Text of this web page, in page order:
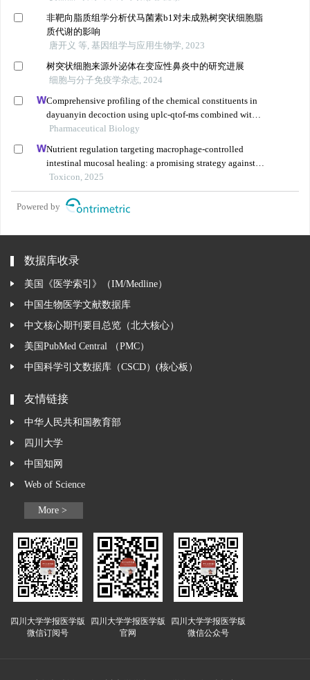
非靶向脂质组学分析伏马菌素b1对未成熟树突状细胞脂
质代谢的影响
唐开义 等, 基因组学与应用生物学, 2023
树突状细胞来源外泌体在变应性鼻炎中的研究进展
细胞与分子免疫学杂志, 2024
Comprehensive profiling of the chemical constituents in
dayuanyin decoction using uplc-qtof-ms combined with
molecular networking
Pharmaceutical Biology
Nutrient regulation targeting macrophage-controlled
intestinal mucosal healing: a promising strategy against
intestinal mucositis induced by deoxynivalenol
Toxicon, 2025
Powered by
数据库收录
美国《医学索引》（IM/Medline）
中国生物医学文献数据库
中文核心期刊要目总览（北大核心）
美国PubMed Central （PMC）
中国科学引文数据库（CSCD）(核心板）
友情链接
中华人民共和国教育部
四川大学
中国知网
Web of Science
More >
四川大学学报医学版
微信订阅号
四川大学学报医学版
官网
四川大学学报医学版
微信公众号